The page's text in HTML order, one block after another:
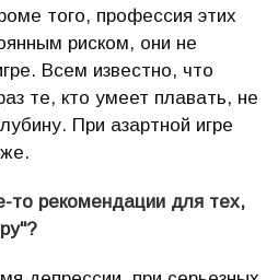
того, профессия этих
риском, они не
Всем известно, что
те, кто умеет плавать, не
При азартной игре
то рекомендации для тех,